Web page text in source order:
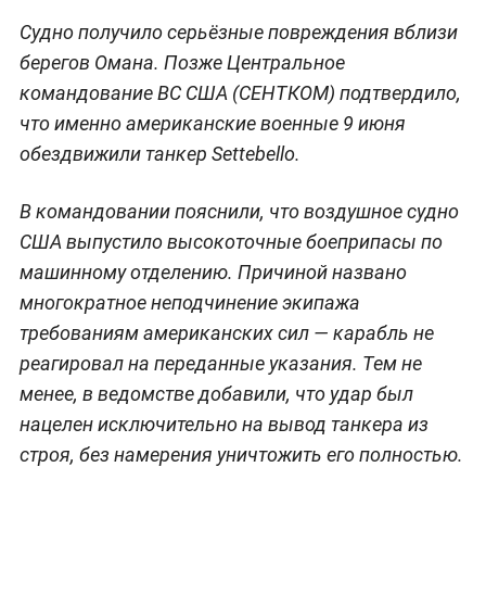
Судно получило серьёзные повреждения вблизи
берегов Омана. Позже Центральное
командование ВС США (СЕНТКОМ) подтвердило,
что именно американские военные 9 июня
обездвижили танкер Settebello.
В командовании пояснили, что воздушное судно
США выпустило высокоточные боеприпасы по
машинному отделению. Причиной названо
многократное неподчинение экипажа
требованиям американских сил — карабль не
реагировал на переданные указания. Тем не
менее, в ведомстве добавили, что удар был
нацелен исключительно на вывод танкера из
строя, без намерения уничтожить его полностью.